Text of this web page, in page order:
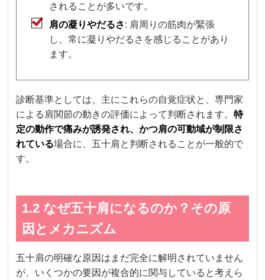
されることが多いです。
肩の凝りやだるさ: 肩周りの筋肉が緊張
し、常に凝りやだるさを感じることがあり
ます。
診断基準としては、主にこれらの自覚症状と、専門家
による肩関節の動きの評価によって判断されます。特
定の動作で痛みが誘発され、かつ肩の可動域が制限さ
れている場合に、五十肩と判断されることが一般的で
す。
1.2 なぜ五十肩になるのか？その原
因とメカニズム
五十肩の明確な原因はまだ完全に解明されていません
が、いくつかの要因が複合的に関与していると考えら